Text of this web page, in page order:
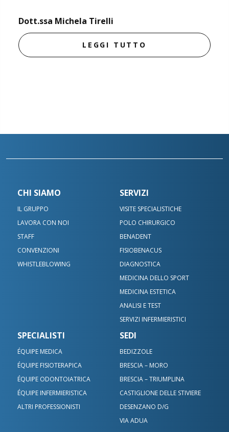
Dott.ssa Michela Tirelli
LEGGI TUTTO
CHI SIAMO
IL GRUPPO
LAVORA CON NOI
STAFF
CONVENZIONI
WHISTLEBLOWING
SERVIZI
VISITE SPECIALISTICHE
POLO CHIRURGICO
BENADENT
FISIOBENACUS
DIAGNOSTICA
MEDICINA DELLO SPORT
MEDICINA ESTETICA
ANALISI E TEST
SERVIZI INFERMIERISTICI
SPECIALISTI
ÉQUIPE MEDICA
ÉQUIPE FISIOTERAPICA
ÉQUIPE ODONTOIATRICA
ÉQUIPE INFERMIERISTICA
ALTRI PROFESSIONISTI
SEDI
BEDIZZOLE
BRESCIA – MORO
BRESCIA – TRIUMPLINA
CASTIGLIONE DELLE STIVIERE
DESENZANO D/G
VIA ADUA